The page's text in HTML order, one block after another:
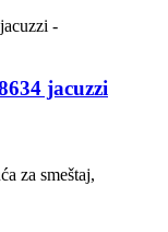
jacuzzi
za smeštaj,